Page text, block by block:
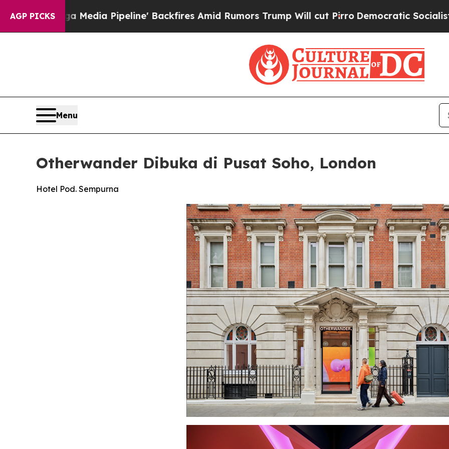
AGP PICKS
Media Pipeline' Backfires Amid Rumors Trump Will cut PirroDemocratic Socialists of America
Menu
Otherwander Dibuka di Pusat Soho, London
Hotel Pod. Sempurna